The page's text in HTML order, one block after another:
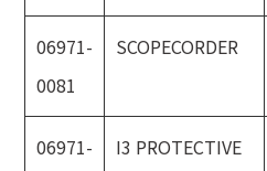
06971-
0081
SCOPECORDER
06971-
I3 PROTECTIVE